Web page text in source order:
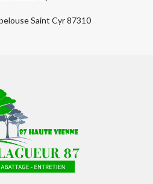
Saint Cyr 87310